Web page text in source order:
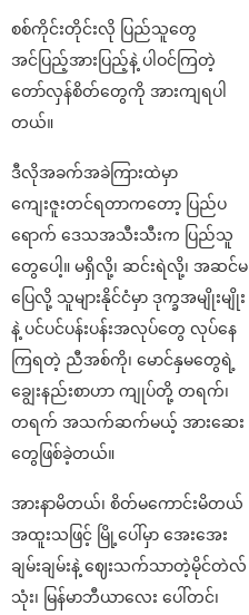
စစ်ကိုင်းတိုင်းလို ပြည်သူတွေ
အင်ပြည့်အားပြည့်နဲ့ ပါဝင်ကြတဲ့
တော်လှန်စိတ်တွေကို အားကျရပါ
တယ်။
ဒီလိုအခက်အခဲကြားထဲမှာ
ကျေးဇူးတင်ရတာကတော့ ပြည်ပ
ရောက် ဒေသအသီးသီးက ပြည်သူ
တွေပေါ့။ မရှိလို့၊ ဆင်းရဲလို့၊ အဆင်မ
ပြေလို့ သူများနိုင်ငံမှာ ဒုက္ခအမျိုးမျိုး
နဲ့ ပင်ပင်ပန်းပန်းအလုပ်တွေ လုပ်နေ
ကြရတဲ့ ညီအစ်ကို၊ မောင်နှမတွေရဲ့
ချွေးနည်းစာဟာ ကျုပ်တို့ တရက်၊
တရက် အသက်ဆက်မယ့် အားဆေး
တွေဖြစ်ခဲ့တယ်။
အားနာမိတယ်၊ စိတ်မကောင်းမိတယ်
အထူးသဖြင့် မြို့ပေါ်မှာ အေးအေး
ချမ်းချမ်းနဲ့ ဈေးသက်သာတဲ့မိုင်တဲလ်
သုံး၊ မြန်မာဘီယာလေး ပေါ်တင်၊